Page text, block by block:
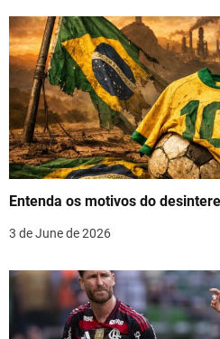
a
v
i
g
a
t
n
Entenda os motivos do
3 de June de 2026